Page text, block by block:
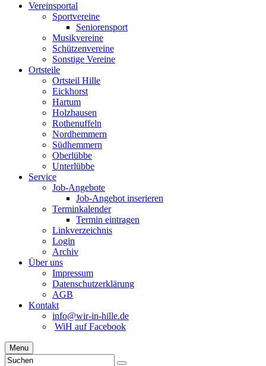
Vereinsportal
Sportvereine
Seniorensport
Musikvereine
Schützenvereine
Sonstige Vereine
Ortsteile
Ortsteil Hille
Eickhorst
Hartum
Holzhausen
Rothenuffeln
Nordhemmern
Südhemmern
Oberlübbe
Unterlübbe
Service
Job-Angebote
Job-Angebot inserieren
Terminkalender
Termin eintragen
Linkverzeichnis
Login
Archiv
Über uns
Impressum
Datenschutzerklärung
AGB
Kontakt
info@wir-in-hille.de
WiH auf Facebook
Menu